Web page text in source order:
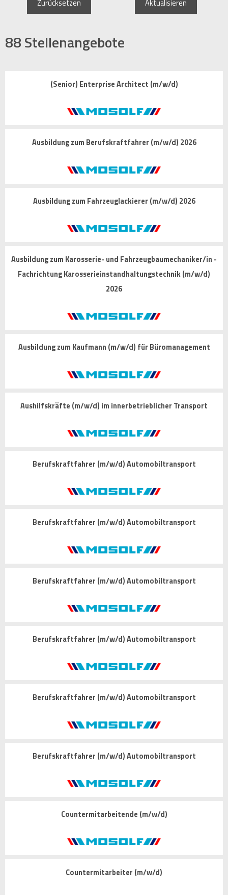
Zurücksetzen Aktualisieren
88Stellenangebote
(Senior) Enterprise Architect (m/w/d)
Ausbildung zum Berufskraftfahrer (m/w/d) 2026
Ausbildung zum Fahrzeuglackierer (m/w/d) 2026
Ausbildung zum Karosserie- und Fahrzeugbaumechaniker/in -
Fachrichtung Karosserieinstandhaltungstechnik (m/w/d)
2026
Ausbildung zum Kaufmann (m/w/d) für Büromanagement
Aushilfskräfte (m/w/d) im innerbetrieblicher Transport
Berufskraftfahrer (m/w/d) Automobiltransport
Berufskraftfahrer (m/w/d) Automobiltransport
Berufskraftfahrer (m/w/d) Automobiltransport
Berufskraftfahrer (m/w/d) Automobiltransport
Berufskraftfahrer (m/w/d) Automobiltransport
Berufskraftfahrer (m/w/d) Automobiltransport
Countermitarbeitende (m/w/d)
Countermitarbeiter (m/w/d)